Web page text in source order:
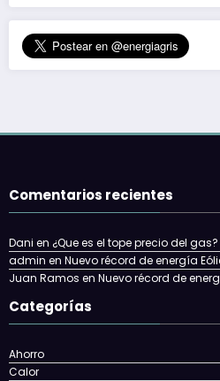
Comentarios recientes
Dani en ¿Que es el tope precio del gas?
admin en Nuevo récord de energía
Juan Ramos en Nuevo récord de
Categorías
Ahorro
Calor